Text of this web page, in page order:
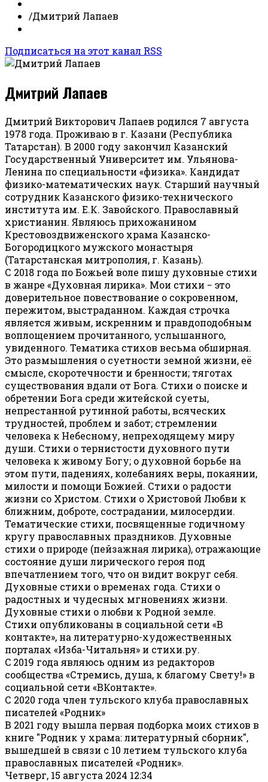
/Дмитрий Лапаев
Подписаться на этот канал RSS
Дмитрий Лапаев
Дмитрий Викторович Лапаев родился 7 августа
1978 года. Проживаю в г. Казани (Республика
Татарстан). В 2000 году закончил Казанский
Государственный Университет им. Ульянова-
Ленина по специальности «физика». Кандидат
физико-математических наук. Старший научный
сотрудник Казанского физико-технического
института им. Е.К. Завойского. Православный
христианин. Являюсь прихожанином
Крестовоздвиженского храма Казанско-
Богородицкого мужского монастыря
(Татарстанская митрополия, г. Казань).
С 2018 года по Божьей воле пишу духовные стихи
в жанре «Духовная лирика». Мои стихи − это
доверительное повествование о сокровенном,
пережитом, выстраданном. Каждая строчка
является живым, искренним и правдоподобным
воплощением прочитанного, услышанного,
увиденного. Тематика стихов весьма обширная.
Это размышления о суетности земной жизни, её
смысле, скоротечности и бренности; тяготах
существования вдали от Бога. Стихи о поиске и
обретении Бога среди житейской суеты,
непрестанной рутинной работы, всяческих
трудностей, проблем и забот; стремлении
человека к Небесному, непреходящему миру
души. Стихи о тернистости духовного пути
человека к живому Богу; о духовной борьбе на
этом пути, падениях, колебаниях веры, покаянии,
милости и помощи Божией. Стихи о радости
жизни со Христом. Стихи о Христовой Любви к
ближним, доброте, сострадании, милосердии.
Тематические стихи, посвященные годичному
кругу православных праздников. Духовные
стихи о природе (пейзажная лирика), отражающие
состояние души лирического героя под
впечатлением того, что он видит вокруг себя.
Духовные стихи о временах года. Стихи о
радостных и чудесных мгновениях жизни.
Духовные стихи о любви к Родной земле.
Стихи опубликованы в социальной сети «В
контакте», на литературно-художественных
порталах «Изба-Читальня» и стихи.ру.
C 2019 года являюсь одним из редакторов
сообщества «Стремись, душа, к благому Свету!» в
социальной сети «ВКонтакте».
С 2020 года член тульского клуба православных
писателей «Родник»
В 2021 году вышла первая подборка моих стихов в
книге "Родник у храма: литературный сборник",
вышедшей в связи с 10 летием тульского клуба
православных писателей «Родник».
Четверг, 15 августа 2024 12:34